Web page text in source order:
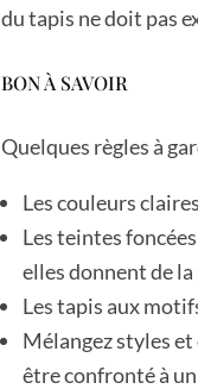
du tapis ne doit pas
BON À SAVOIR
Quelques règles à
Les couleurs
Les teintes
elles donnent de
Les tapis aux
Mélangez styles
être confronté à